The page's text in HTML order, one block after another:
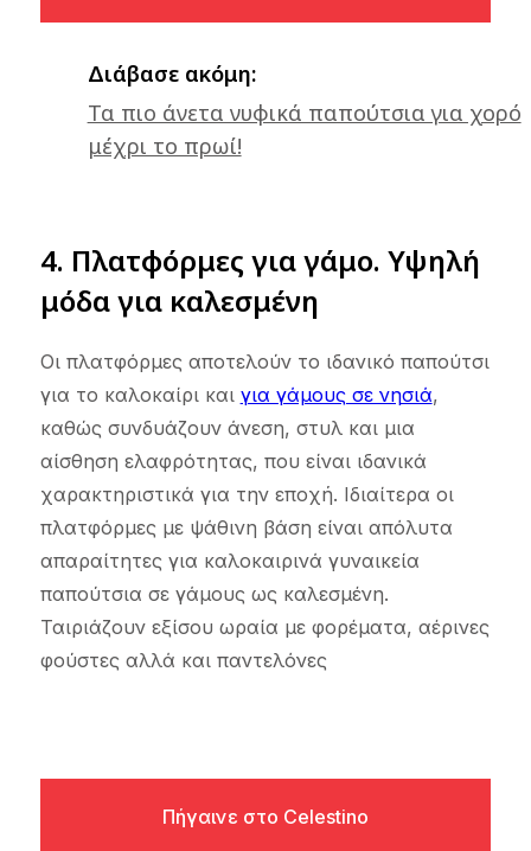
Διάβασε ακόμη:
Τα πιο άνετα νυφικά παπούτσια για χορό
μέχρι το πρωί!
4. Πλατφόρμες για γάμο. Υψηλή
μόδα για καλεσμένη
Οι πλατφόρμες αποτελούν το ιδανικό παπούτσι
για το καλοκαίρι και για γάμους σε νησιά,
καθώς συνδυάζουν άνεση, στυλ και μια
αίσθηση ελαφρότητας, που είναι ιδανικά
χαρακτηριστικά για την εποχή. Ιδιαίτερα οι
πλατφόρμες με ψάθινη βάση είναι απόλυτα
απαραίτητες για καλοκαιρινά γυναικεία
παπούτσια σε γάμους ως καλεσμένη.
Ταιριάζουν εξίσου ωραία με φορέματα, αέρινες
φούστες αλλά και παντελόνες
Πήγαινε στο Celestino